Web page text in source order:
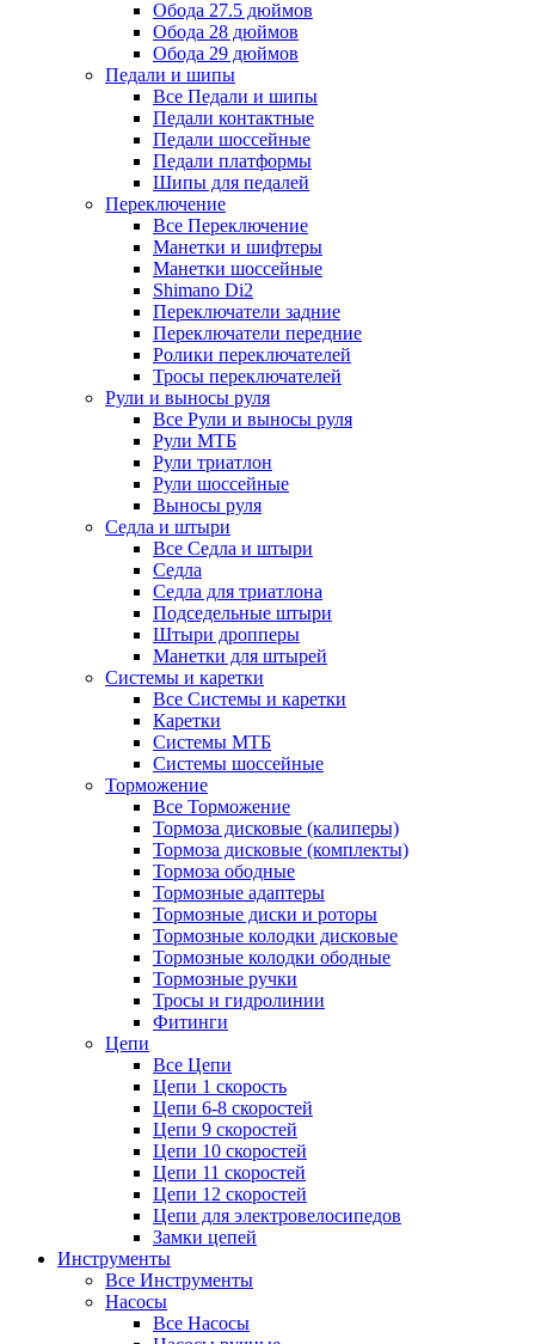
Обода 27.5 дюймов
Обода 28 дюймов
Обода 29 дюймов
Педали и шипы
Все Педали и шипы
Педали контактные
Педали шоссейные
Педали платформы
Шипы для педалей
Переключение
Все Переключение
Манетки и шифтеры
Манетки шоссейные
Shimano Di2
Переключатели задние
Переключатели передние
Ролики переключателей
Тросы переключателей
Рули и выносы руля
Все Рули и выносы руля
Рули МТБ
Рули триатлон
Рули шоссейные
Выносы руля
Седла и штыри
Все Седла и штыри
Седла
Седла для триатлона
Подседельные штыри
Штыри дропперы
Манетки для штырей
Системы и каретки
Все Системы и каретки
Каретки
Системы МТБ
Системы шоссейные
Торможение
Все Торможение
Тормоза дисковые (калиперы)
Тормоза дисковые (комплекты)
Тормоза ободные
Тормозные адаптеры
Тормозные диски и роторы
Тормозные колодки дисковые
Тормозные колодки ободные
Тормозные ручки
Тросы и гидролинии
Фитинги
Цепи
Все Цепи
Цепи 1 скорость
Цепи 6-8 скоростей
Цепи 9 скоростей
Цепи 10 скоростей
Цепи 11 скоростей
Цепи 12 скоростей
Цепи для электровелосипедов
Замки цепей
Инструменты
Все Инструменты
Насосы
Все Насосы